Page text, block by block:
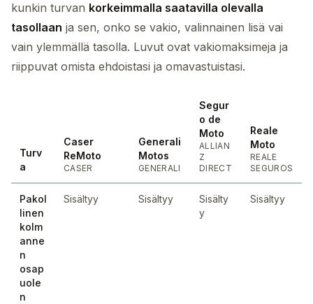
kunkin turvan korkeimmalla saatavilla olevalla
tasollaan ja sen, onko se vakio, valinnainen lisä vai
vain ylemmällä tasolla. Luvut ovat vakiomaksimeja ja
riippuvat omista ehdoistasi ja omavastuistasi.
Turv
a
Caser
ReMoto
CASER
Generali
Motos
GENERALI
Segur
o de
Moto
ALLIAN
Z
DIRECT
Reale
Moto
REALE
SEGUROS
Pakol
linen
kolm
anne
n
osap
uole
n
Sisältyy Sisältyy
Sisälty
y
Sisältyy